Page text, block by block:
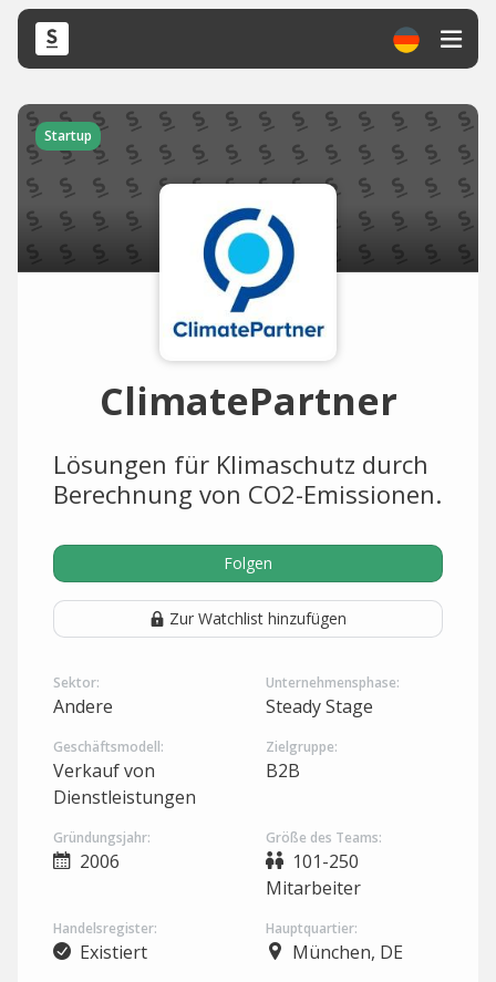
Startup
ClimatePartner
Lösungen für Klimaschutz durch
Berechnung von CO2-Emissionen.
Folgen
Zur Watchlist hinzufügen
Sektor:
Andere
Unternehmensphase:
Steady Stage
Geschäftsmodell:
Verkauf von
Dienstleistungen
Zielgruppe:
B2B
Gründungsjahr:
2006
Größe des Teams:
101-250
Mitarbeiter
Handelsregister:
Existiert
Hauptquartier:
München, DE